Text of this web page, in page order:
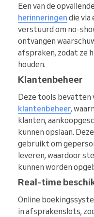
Een van de
herinneringen die via
verstuurd om no-
ontvangen
afspraken, zodat ze
houden.
Klantenbeheer
Deze tools bevatten
klantenbeheer,
klanten,
kunnen opslaan.
gebruikt om
leveren, waardoor
kunnen worden
Real-time
Online
in afsprakenslots,